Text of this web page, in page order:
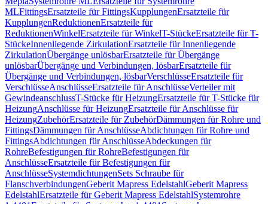
MLFittingsErsatzteile für FittingsKupplungenErsatzteile für
KupplungenReduktionenErsatzteile für
ReduktionenWinkelErsatzteile für WinkelT-StückeErsatzteile für T-
StückeInnenliegende ZirkulationErsatzteile für Innenliegende
ZirkulationÜbergänge unlösbarErsatzteile für Übergänge
unlösbarÜbergänge und Verbindungen, lösbarErsatzteile für
Übergänge und Verbindungen, lösbarVerschlüsseErsatzteile für
VerschlüsseAnschlüsseErsatzteile für AnschlüsseVerteiler mit
GewindeanschlussT-Stücke für HeizungErsatzteile für T-Stücke für
HeizungAnschlüsse für HeizungErsatzteile für Anschlüsse für
HeizungZubehörErsatzteile für ZubehörDämmungen für Rohre und
FittingsDämmungen für AnschlüsseAbdichtungen für Rohre und
FittingsAbdichtungen für AnschlüsseAbdeckungen für
RohreBefestigungen für RohreBefestigungen für
AnschlüsseErsatzteile für Befestigungen für
AnschlüsseSystemdichtungenSets Schraube für
FlanschverbindungenGeberit Mapress EdelstahlGeberit Mapress
EdelstahlErsatzteile für Geberit Mapress EdelstahlSystemrohre